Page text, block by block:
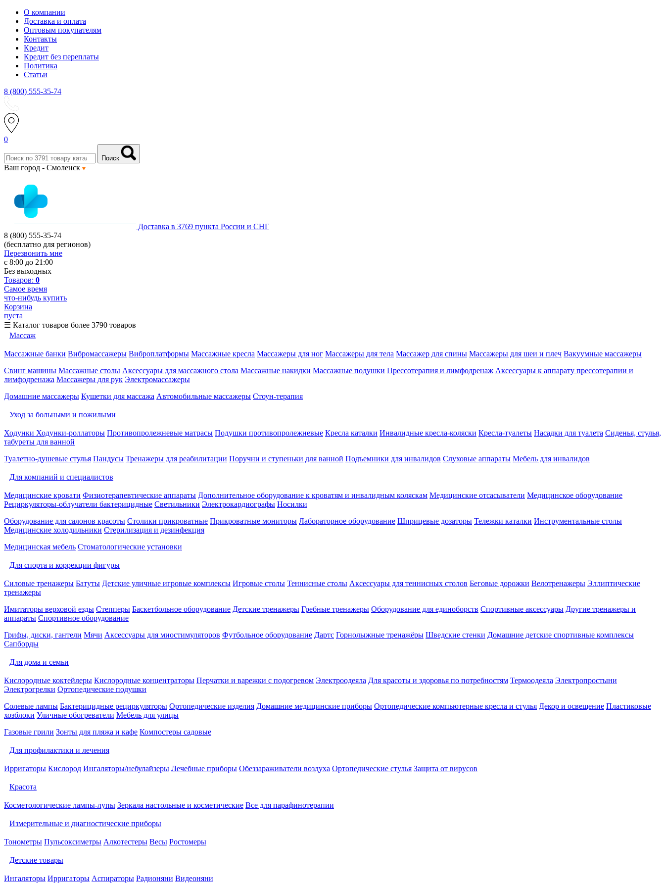
О компании
Доставка и оплата
Оптовым покупателям
Контакты
Кредит
Кредит без переплаты
Политика
Статьи
8 (800) 555-35-74
0
Поиск
Ваш город - Смоленск
Доставка в 3769 пункта России и СНГ
8 (800) 555-35-74
(бесплатно для регионов)
Перезвонить мне
с 8:00 до 21:00
Без выходных
Товаров: 0
Самое время
что-нибудь купить
Корзина
пуста
☰ Каталог товаров более 3790 товаров
Массаж
Массажные банки Вибромассажеры Виброплатформы Массажные кресла Массажеры для ног Массажеры для тела Массажер для спины Массажеры для шеи и плеч Вакуумные массажеры
Свинг машины Массажные столы Аксессуары для массажного стола Массажные накидки Массажные подушки Прессотерапия и лимфодренаж Аксессуары к аппарату прессотерапии и
лимфодренажа Массажеры для рук Электромассажеры
Домашние массажеры Кушетки для массажа Автомобильные массажеры Стоун-терапия
Уход за больными и пожилыми
Ходунки Ходунки-роллаторы Противопролежневые матрасы Подушки противопролежневые Кресла каталки Инвалидные кресла-коляски Кресла-туалеты Насадки для туалета Сиденья, стулья,
табуреты для ванной
Туалетно-душевые стулья Пандусы Тренажеры для реабилитации Поручни и ступеньки для ванной Подъемники для инвалидов Слуховые аппараты Мебель для инвалидов
Для компаний и специалистов
Медицинские кровати Физиотерапевтические аппараты Дополнительное оборудование к кроватям и инвалидным коляскам Медицинские отсасыватели Медицинское оборудование
Рециркуляторы-облучатели бактерицидные Светильники Электрокардиографы Носилки
Оборудование для салонов красоты Столики прикроватные Прикроватные мониторы Лабораторное оборудование Шприцевые дозаторы Тележки каталки Инструментальные столы
Медицинские холодильники Стерилизация и дезинфекция
Медицинская мебель Стоматологические установки
Для спорта и коррекции фигуры
Силовые тренажеры Батуты Детские уличные игровые комплексы Игровые столы Теннисные столы Аксессуары для теннисных столов Беговые дорожки Велотренажеры Эллиптические
тренажеры
Имитаторы верховой езды Степперы Баскетбольное оборудование Детские тренажеры Гребные тренажеры Оборудование для единоборств Спортивные аксессуары Другие тренажеры и
аппараты Спортивное оборудование
Грифы, диски, гантели Мячи Аксессуары для миостимуляторов Футбольное оборудование Дартс Горнолыжные тренажёры Шведские стенки Домашние детские спортивные комплексы
Сапборды
Для дома и семьи
Кислородные коктейлеры Кислородные концентраторы Перчатки и варежки с подогревом Электроодеяла Для красоты и здоровья по потребностям Термоодеяла Электропростыни
Электрогрелки Ортопедические подушки
Солевые лампы Бактерицидные рециркуляторы Ортопедические изделия Домашние медицинские приборы Ортопедические компьютерные кресла и стулья Декор и освещение Пластиковые
хозблоки Уличные обогреватели Мебель для улицы
Газовые грили Зонты для пляжа и кафе Компостеры садовые
Для профилактики и лечения
Ирригаторы Кислород Ингаляторы/небулайзеры Лечебные приборы Обеззараживатели воздуха Ортопедические стулья Защита от вирусов
Красота
Косметологические лампы-лупы Зеркала настольные и косметические Все для парафинотерапии
Измерительные и диагностические приборы
Тонометры Пульсоксиметры Алкотестеры Весы Ростомеры
Детские товары
Ингаляторы Ирригаторы Аспираторы Радионяни Видеоняни